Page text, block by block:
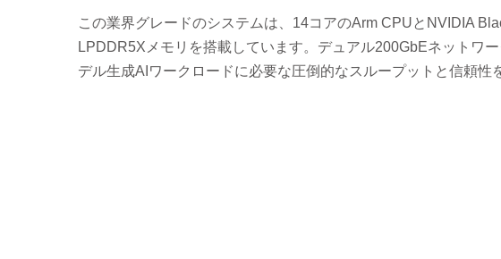
この業界グレードのシステムは、14コアのArm CPUとNVIDIA
LPDDR5Xメモリを搭載しています。デュアル200GbEネットワ
デル生成AIワークロードに必要な圧倒的なスループットと信頼性